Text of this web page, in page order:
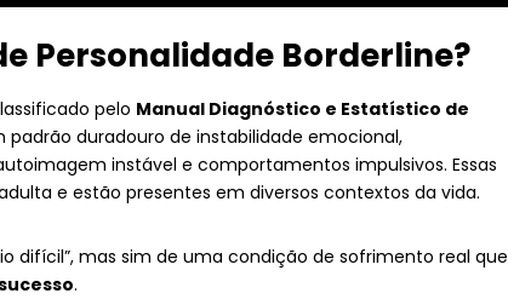
Personalidade Borderline?
pelo Manual Diagnóstico e Estatístico de
padrão duradouro de instabilidade emocional,
instável e comportamentos impulsivos. Essas
e estão presentes em diversos contextos da vida.
difícil”, mas sim de uma condição de sofrimento real que
.